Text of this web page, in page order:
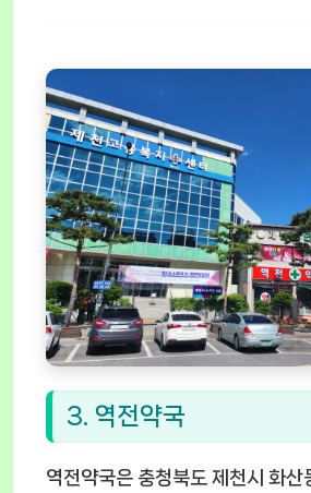
3. 역전약국
역전약국은 충청북도 제천시 화산